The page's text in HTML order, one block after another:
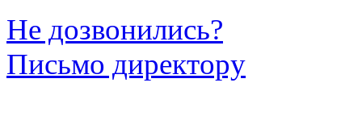
Не дозвонились?
Письмо директору